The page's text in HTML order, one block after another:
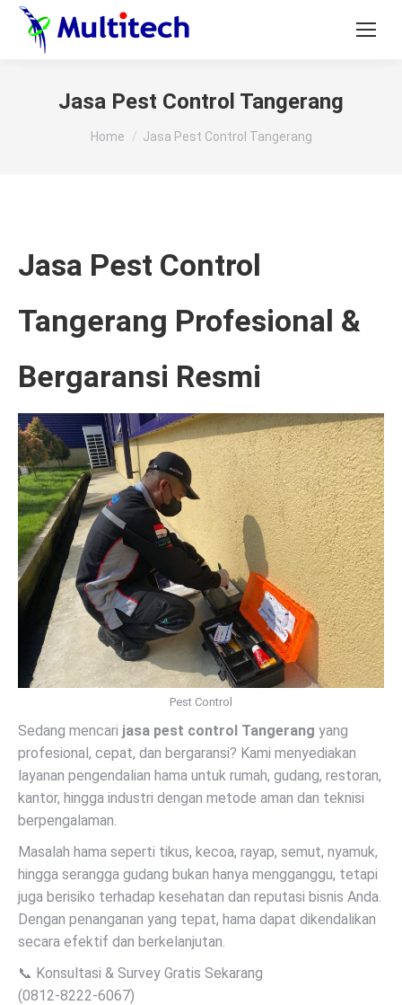
Jasa Pest Control Tangerang
You are here:
Home Jasa Pest Control Tangerang
Jasa Pest Control
Tangerang Profesional &
Bergaransi Resmi
Pest Control
Sedang mencari jasa pest control Tangerang yang
profesional, cepat, dan bergaransi? Kami menyediakan
layanan pengendalian hama untuk rumah, gudang, restoran,
kantor, hingga industri dengan metode aman dan teknisi
berpengalaman.
Masalah hama seperti tikus, kecoa, rayap, semut, nyamuk,
hingga serangga gudang bukan hanya mengganggu, tetapi
juga berisiko terhadap kesehatan dan reputasi bisnis Anda.
Dengan penanganan yang tepat, hama dapat dikendalikan
secara efektif dan berkelanjutan.
📞 Konsultasi & Survey Gratis Sekarang
(0812-8222-6067)